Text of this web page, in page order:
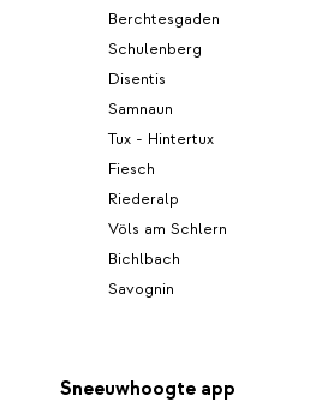
Berchtesgaden
Schulenberg
Disentis
Samnaun
Tux - Hintertux
Fiesch
Riederalp
Völs am Schlern
Bichlbach
Savognin
Sneeuwhoogte app